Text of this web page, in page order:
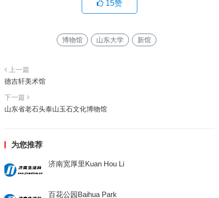
15赞
博物馆 山东大学 新馆
上一篇
德吉轩美术馆
下一篇
山东省老石头泰山玉石文化博物馆
为您推荐
济南宽厚里Kuan Hou Li
百花公园Baihua Park